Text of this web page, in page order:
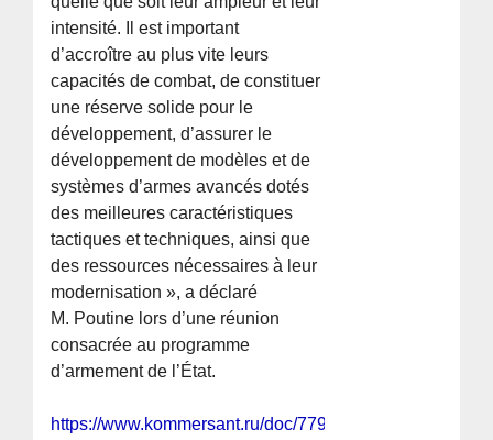
intensité. Il est important
d’accroître au plus vite leurs
capacités de combat, de constituer
une réserve solide pour le
développement, d’assurer le
développement de modèles et de
systèmes d’armes avancés dotés
des meilleures caractéristiques
tactiques et techniques, ainsi que
des ressources nécessaires à leur
modernisation », a déclaré
M. Poutine lors d’une réunion
consacrée au programme
d’armement de l’État.
https://www.kommersant.ru/doc/7797176?